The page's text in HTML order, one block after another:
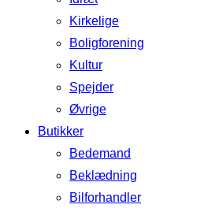
Kirkelige
Boligforening
Kultur
Spejder
Øvrige
Butikker
Bedemand
Beklædning
Bilforhandler